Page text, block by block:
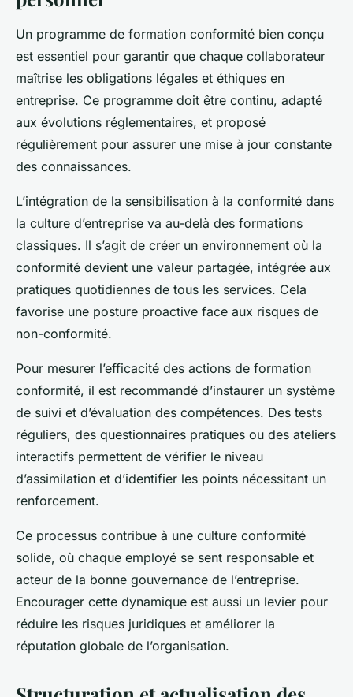
Un programme de formation conformité bien conçu
est essentiel pour garantir que chaque collaborateur
maîtrise les obligations légales et éthiques en
entreprise. Ce programme doit être continu, adapté
aux évolutions réglementaires, et proposé
régulièrement pour assurer une mise à jour constante
des connaissances.
L’intégration de la sensibilisation à la conformité dans
la culture d’entreprise va au-delà des formations
classiques. Il s’agit de créer un environnement où la
conformité devient une valeur partagée, intégrée aux
pratiques quotidiennes de tous les services. Cela
favorise une posture proactive face aux risques de
non-conformité.
Pour mesurer l’efficacité des actions de formation
conformité, il est recommandé d’instaurer un système
de suivi et d’évaluation des compétences. Des tests
réguliers, des questionnaires pratiques ou des ateliers
interactifs permettent de vérifier le niveau
d’assimilation et d’identifier les points nécessitant un
renforcement.
Ce processus contribue à une culture conformité
solide, où chaque employé se sent responsable et
acteur de la bonne gouvernance de l’entreprise.
Encourager cette dynamique est aussi un levier pour
réduire les risques juridiques et améliorer la
réputation globale de l’organisation.